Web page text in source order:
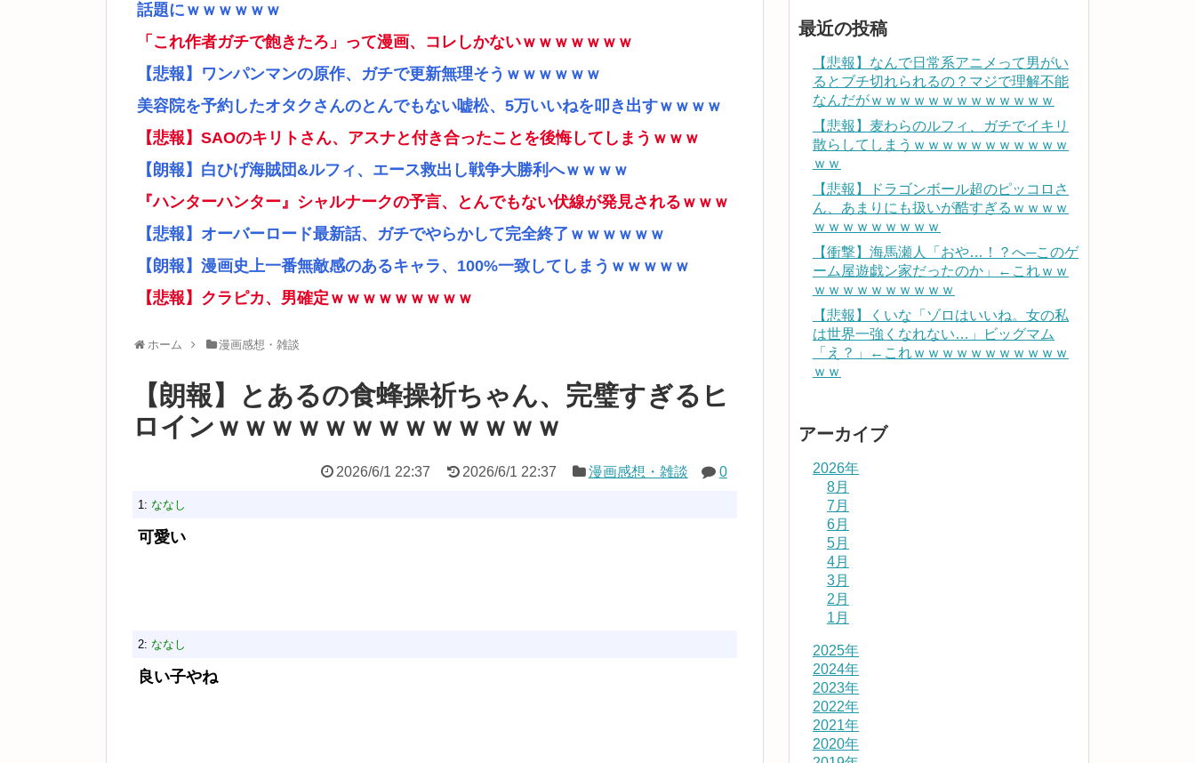
話題にｗｗｗｗｗｗ
「これ作者ガチで飽きたろ」って漫画、コレしかないｗｗｗｗｗｗｗ
【悲報】ワンパンマンの原作、ガチで更新無理そうｗｗｗｗｗｗ
美容院を予約したオタクさんのとんでもない嘘松、5万いいねを叩き出すｗｗｗｗ
【悲報】SAOのキリトさん、アスナと付き合ったことを後悔してしまうｗｗｗ
【朗報】白ひげ海賊団&ルフィ、エース救出し戦争大勝利へｗｗｗｗ
『ハンターハンター』シャルナークの予言、とんでもない伏線が発見されるｗｗｗ
【悲報】オーバーロード最新話、ガチでやらかして完全終了ｗｗｗｗｗｗ
【朗報】漫画史上一番無敵感のあるキャラ、100%一致してしまうｗｗｗｗｗ
【悲報】クラピカ、男確定ｗｗｗｗｗｗｗｗｗ
ホーム 漫画感想・雑談
【朗報】とあるの食蜂操祈ちゃん、完璧すぎるヒ
ロインｗｗｗｗｗｗｗｗｗｗｗｗｗ
2026/6/1 22:37 2026/6/1 22:37 漫画感想・雑談 0
1: ななし
可愛い
2: ななし
良い子やね
最近の投稿
【悲報】なんで日常系アニメって男がい
るとブチ切れられるの？マジで理解不能
なんだがｗｗｗｗｗｗｗｗｗｗｗｗｗ
【悲報】麦わらのルフィ、ガチでイキリ
散らしてしまうｗｗｗｗｗｗｗｗｗｗｗ
ｗｗ
【悲報】ドラゴンボール超のピッコロさ
ん、あまりにも扱いが酷すぎるｗｗｗｗ
ｗｗｗｗｗｗｗｗｗ
【衝撃】海馬瀬人「おや…！？へ─このゲ
ーム屋遊戯ン家だったのか」←これｗｗ
ｗｗｗｗｗｗｗｗｗｗ
【悲報】くいな「ゾロはいいね。女の私
は世界一強くなれない…」ビッグマム
「え？」←これｗｗｗｗｗｗｗｗｗｗｗ
ｗｗ
アーカイブ
2026年
8月
7月
6月
5月
4月
3月
2月
1月
2025年
2024年
2023年
2022年
2021年
2020年